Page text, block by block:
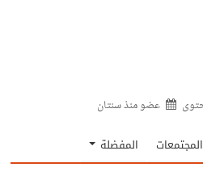
عضو منذسنتان
المجتمعات المفضلة